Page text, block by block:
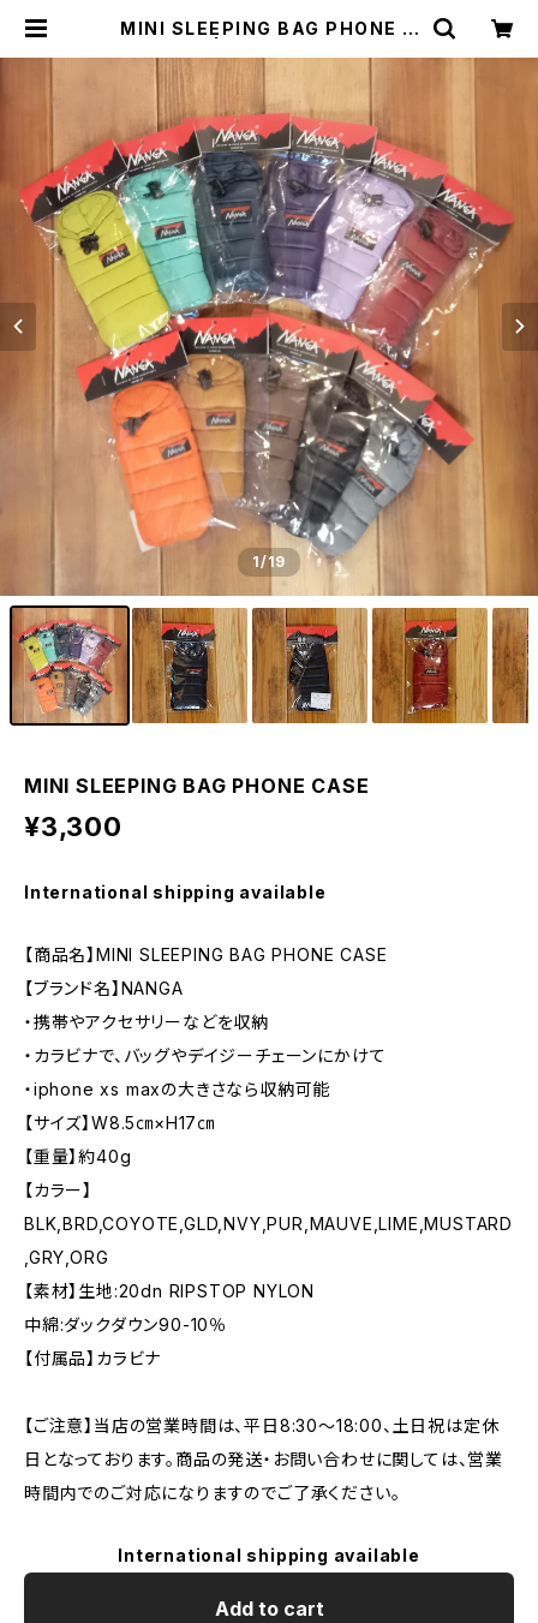
MINI SLEEPING BAG PHONE C
1/19
MINI SLEEPING BAG PHONE CASE
¥3,300
International shipping available
【商品名】MINI SLEEPING BAG PHONE CASE
【ブランド名】NANGA
・携帯やアクセサリーなどを収納
・カラビナで、バッグやデイジーチェーンにかけて
・iphone xs maxの大きさなら収納可能
【サイズ】W8.5㎝×H17㎝
【重量】約40g
【カラー】
BLK,BRD,COYOTE,GLD,NVY,PUR,MAUVE,LIME,MUSTARD
,GRY,ORG
【素材】生地:20dn RIPSTOP NYLON
中綿:ダックダウン90-10％
【付属品】カラビナ
【ご注意】当店の営業時間は、平日8:30～18:00、土日祝は定休
日となっております。商品の発送・お問い合わせに関しては、営業
時間内でのご対応になりますのでご了承ください。
International shipping available
Add to cart